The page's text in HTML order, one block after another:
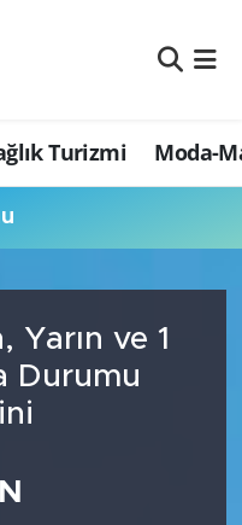
Turizmi Moda-
ve 1
Durumu
ve Fikstür